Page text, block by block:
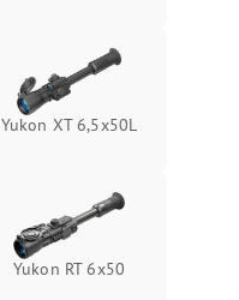
Yukon XT 6,5x50L
Yukon RT 6x50